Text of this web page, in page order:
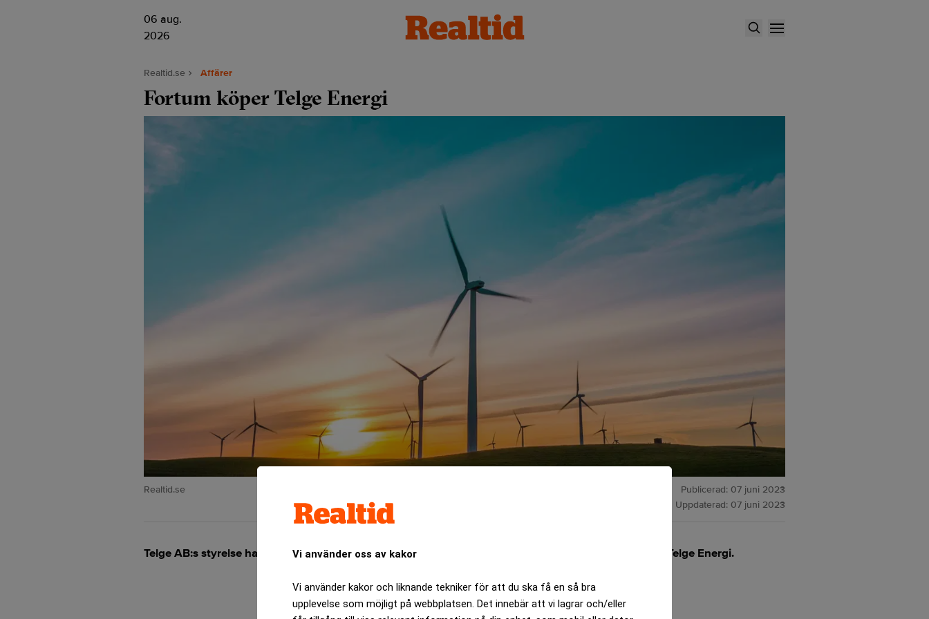
Vi använder oss av kakor
Vi använder kakor och liknande tekniker för att du ska få en så bra
upplevelse som möjligt på webbplatsen. Det innebär att vi lagrar och/eller
06 aug.
2026
Realtid.se Affärer
Fortum köper Telge Energi
Realtid.se Publicerad: 07 juni 2023
Uppdaterad: 07 juni 2023
Telge AB:s styrelse har accepterat ett bud om cirka 450 miljoner kronor från Fortum om att förvärva Telge Energi.